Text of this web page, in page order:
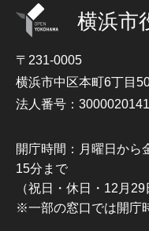
横浜市
〒231-0005
横浜市中区本町6丁目
法人番号：
開庁時間：月曜日から
15分まで
（祝日・休日・12月
※一部の窓口では開庁